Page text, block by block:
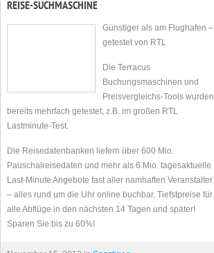
REISE-SUCHMASCHINE
Günstiger als am Flughafen –
getestet von RTL
Die Terracus
Buchungsmaschinen und
Preisvergleichs-Tools wurden
bereits mehrfach getestet, z.B. im großen RTL
Lastminute-Test.
Die Reisedatenbanken liefern über 600 Mio.
Pauschalreisedaten und mehr als 6 Mio. tagesaktuelle
Last-Minute Angebote fast aller namhaften Veranstalter
– alles rund um die Uhr online buchbar. Tiefstpreise für
alle Abflüge in den nächsten 14 Tagen und später!
Sparen Sie bis zu 60%!